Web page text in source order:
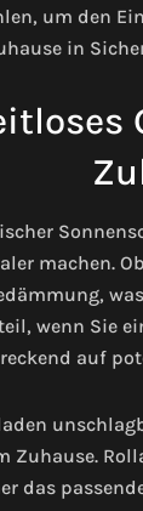
um den
in
machen.
wenn Sie
auf
Zuhause.
das